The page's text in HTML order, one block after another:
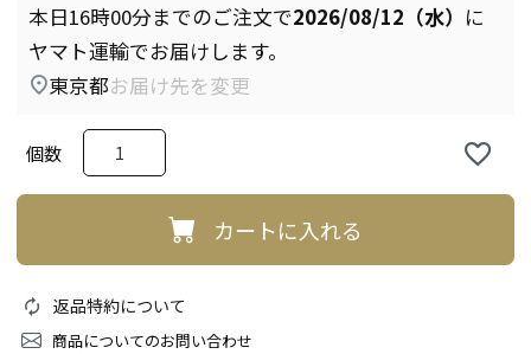
本日16時00分までのご注文で2026/08/12（水） に
ヤマト運輸でお届けします。
東京都お届け先を変更
カートに入れる
返品特約について
商品についてのお問い合わせ